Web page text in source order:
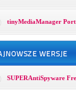
tinyMediaManager
SUPERAntiSpyware